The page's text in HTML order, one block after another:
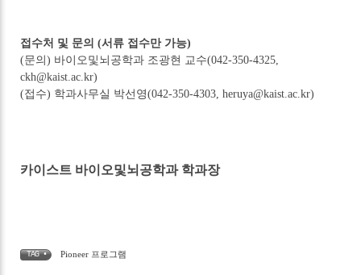
접수처 및 문의 (서류 접수만 가능)
(문의) 바이오및뇌공학과 조광현 교수(042-350-4325,
ckh@kaist.ac.kr)
(접수) 학과사무실 박선영(042-350-4303, heruya@kaist.ac.kr)
카이스트 바이오및뇌공학과 학과장
TAG • Pioneer 프로그램